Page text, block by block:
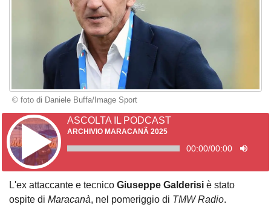
© foto di Daniele Buffa/Image Sport
ASCOLTA IL PODCAST
ARCHIVIO MARACANÃ 2025
00:00/00:00
L'ex attaccante e tecnico Giuseppe Galderisi è stato
ospite di Maracanà, nel pomeriggio di TMW Radio.